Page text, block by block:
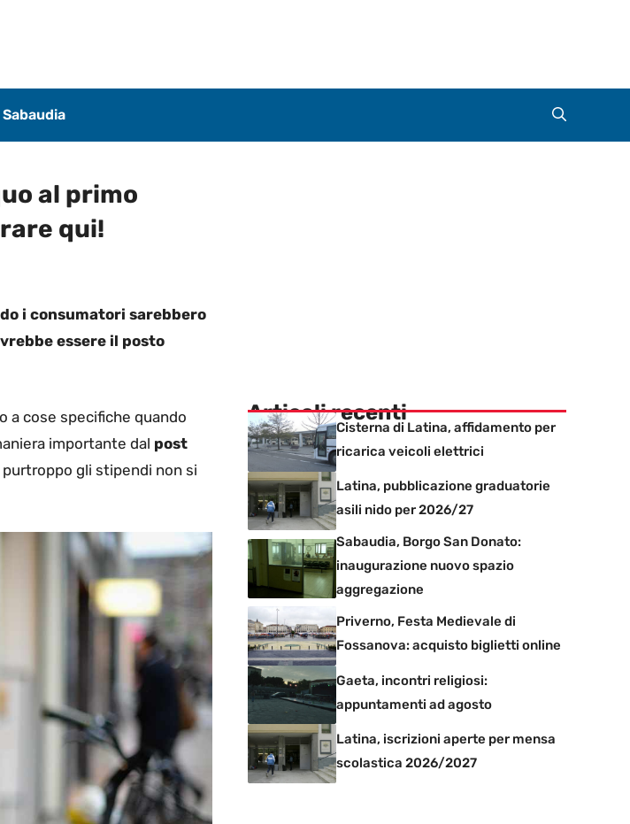
Sabaudia
al primo
qui!
i consumatori sarebbero
essere il posto
a cose specifiche quando
importante dal post
gli stipendi non si
Articoli recenti
Cisterna di Latina, affidamento per
ricarica veicoli elettrici
Latina, pubblicazione graduatorie
asili nido per 2026/27
Sabaudia, Borgo San Donato:
inaugurazione nuovo spazio
aggregazione
Priverno, Festa Medievale di
Fossanova: acquisto biglietti online
Gaeta, incontri religiosi:
appuntamenti ad agosto
Latina, iscrizioni aperte per mensa
scolastica 2026/2027